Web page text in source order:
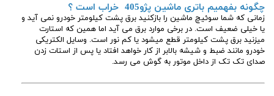
چگونه بفهمیم باتری ماشین پژو405 خراب است ؟
زمانی که شما سوئیچ ماشین را بازکنید برق پشت کیلومتر خودرو نمی آید و
یا خیلی ضعیف است. در برخی موارد برق می آید اما همین که استارت
میزنید برق پشت کیلومتر قطع میشود یا کم نور است. وسایل الکتریکی
خودرو مانند ضبط و شیشه بالابر از کار خواهد افتاد یا پس از استات زدن
صدای تک تک از داخل موتور به گوش می رسد.